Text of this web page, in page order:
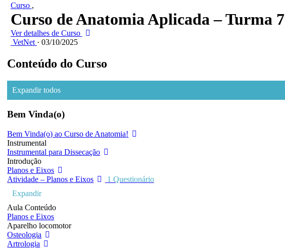
Curso ,
Curso de Anatomia Aplicada – Turma 7
Ver detalhes de Curso
VetNet · 03/10/2025
Conteúdo do Curso
Expandir todos
Bem Vinda(o)
Bem Vinda(o) ao Curso de Anatomia!
Instrumental
Instrumental para Dissecação
Introdução
Planos e Eixos
Atividade – Planos e Eixos
1 Questionário
Expandir
Aula Conteúdo
Planos e Eixos
Aparelho locomotor
Osteologia
Artrologia